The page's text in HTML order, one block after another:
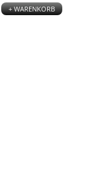
+ WARENKORB